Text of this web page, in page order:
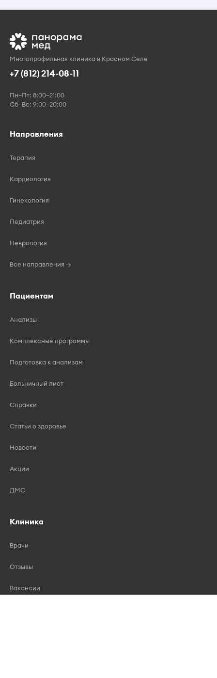
Многопрофильная клиника в Красном Селе
+7 (812) 214-08-11
Пн–Пт: 8:00–21:00
Сб–Вс: 9:00–20:00
Направления
Терапия
Кардиология
Гинекология
Педиатрия
Неврология
Все направления →
Пациентам
Анализы
Комплексные программы
Подготовка к анализам
Больничный лист
Справки
Статьи о здоровье
Новости
Акции
ДМС
Клиника
Врачи
Отзывы
Вакансии